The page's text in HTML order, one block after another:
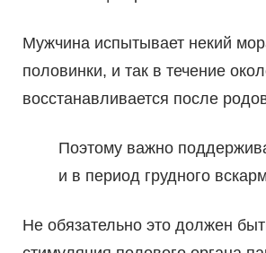
Мужчина испытывает некий
половинки, и так в течение
восстанавливается после
Поэтому важно
и в период грудного
Не обязательно это должен